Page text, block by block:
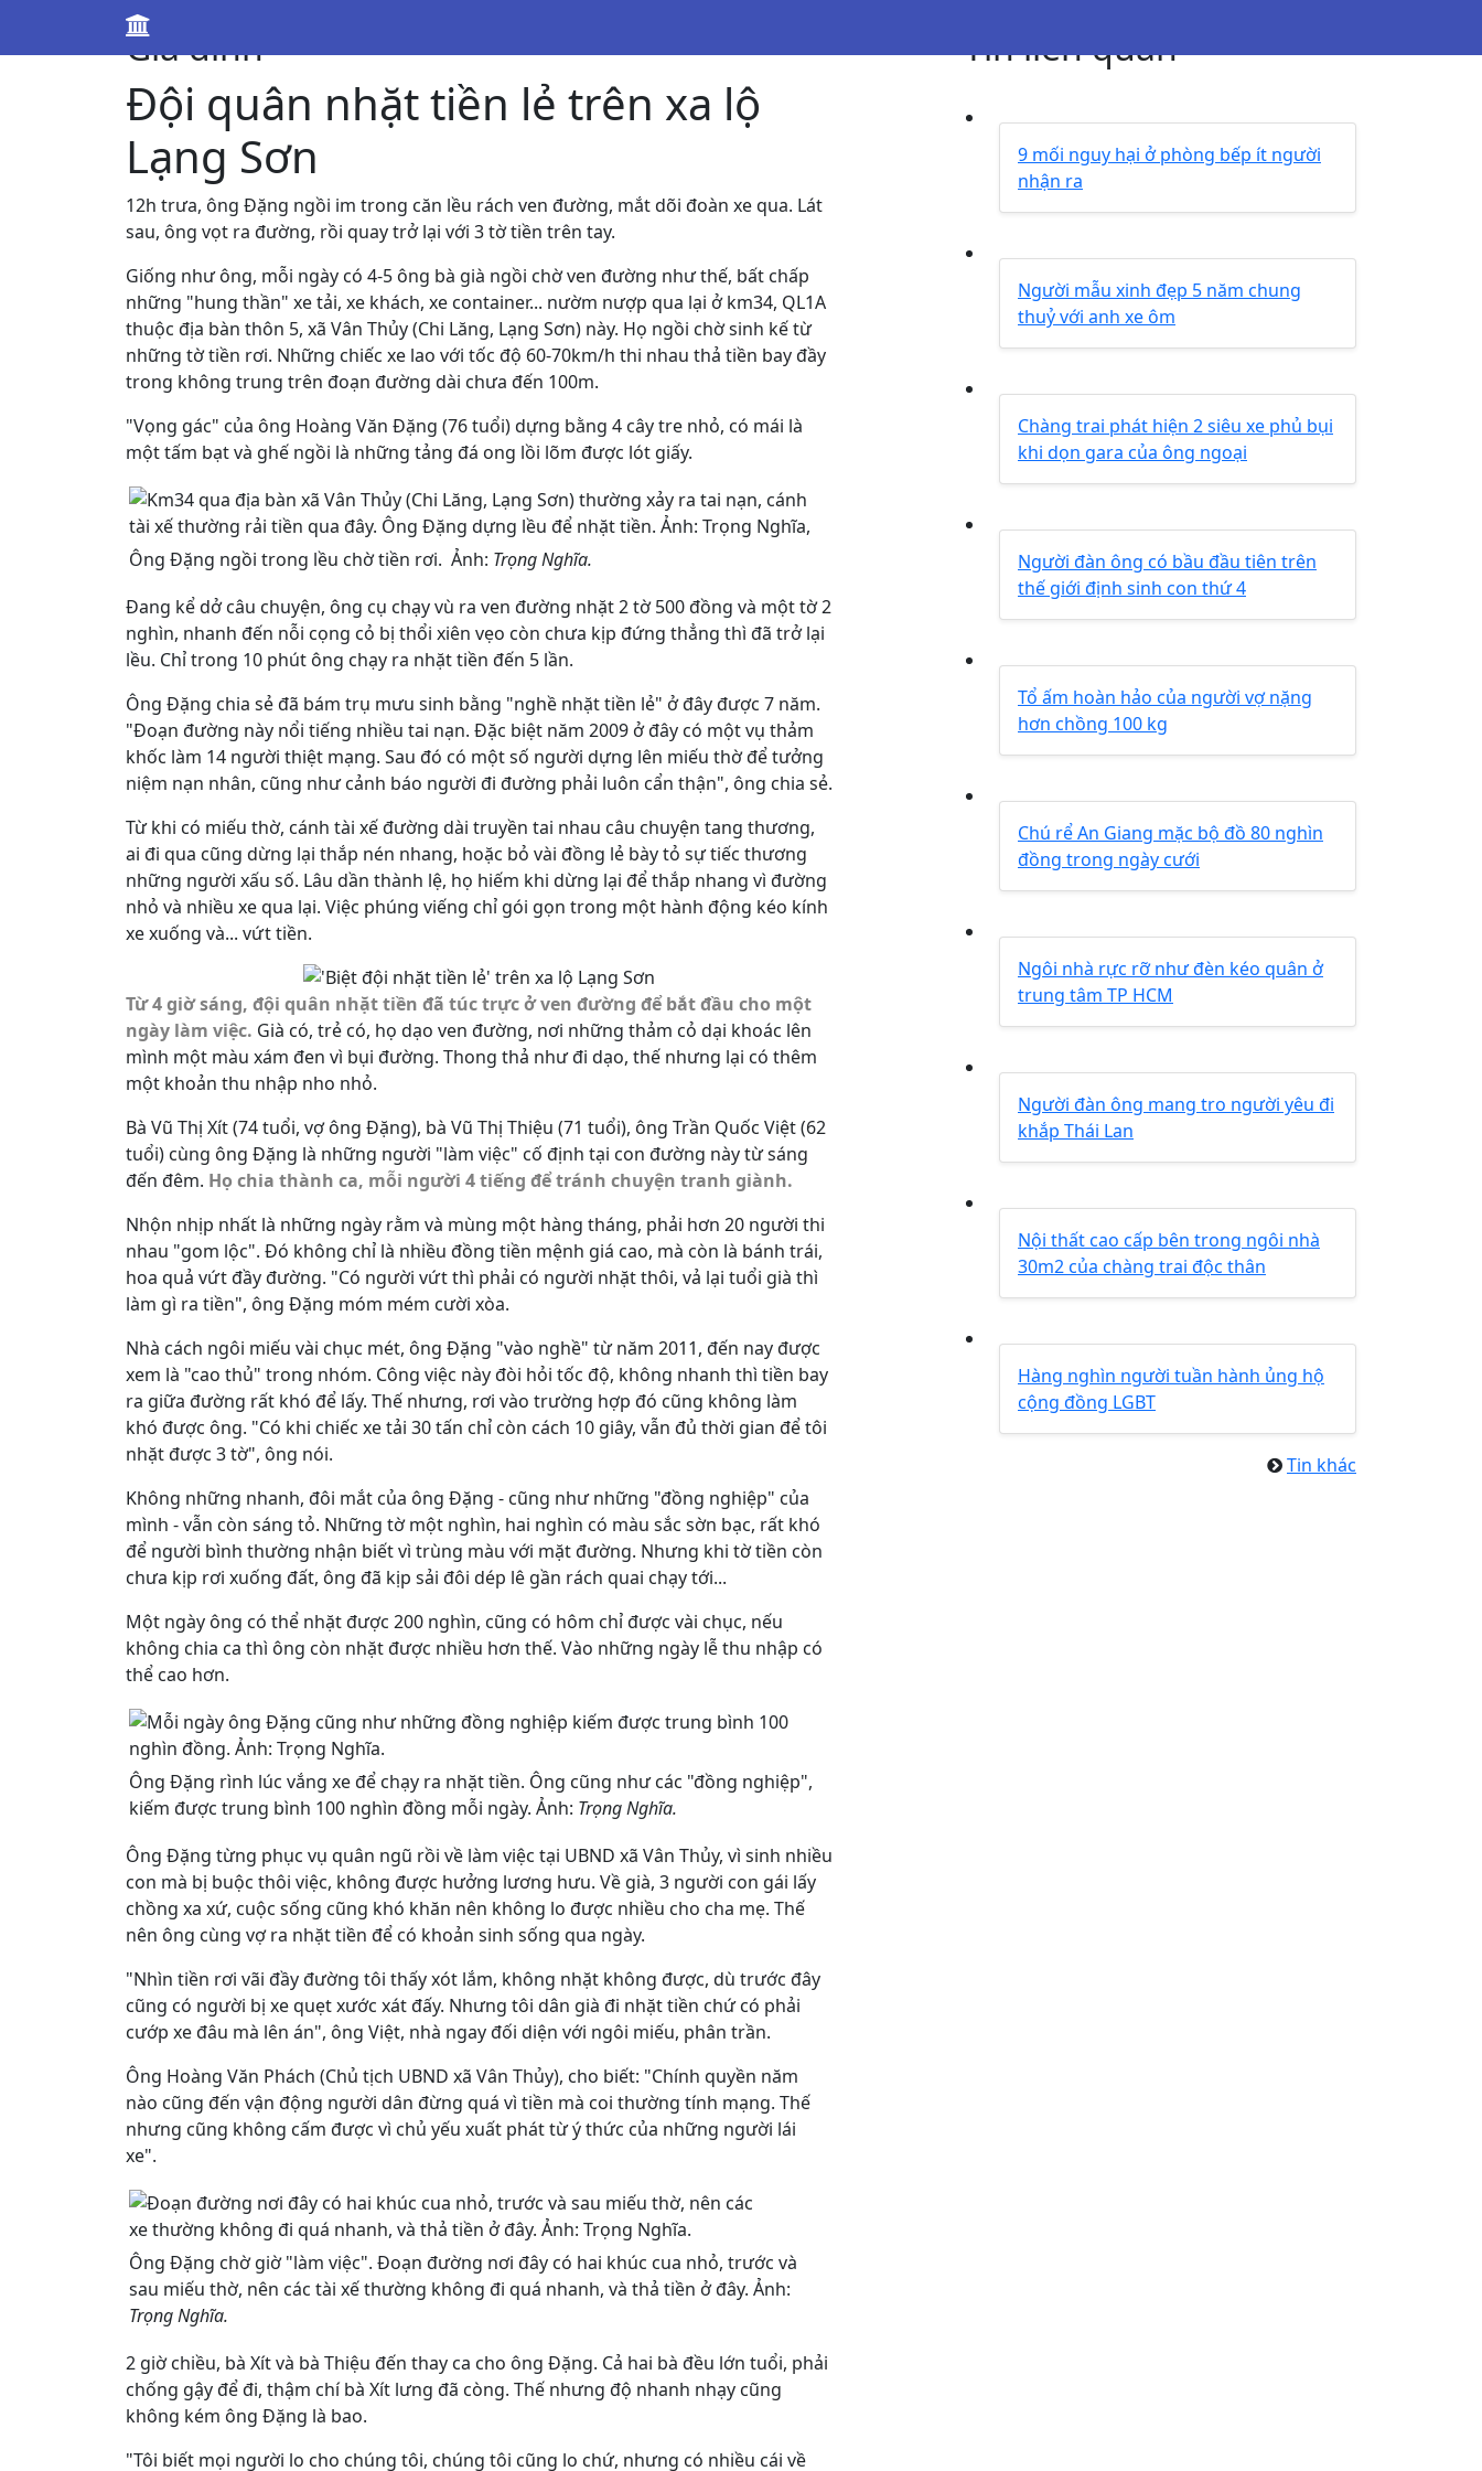
Gia đình
Đội quân nhặt tiền lẻ trên xa lộ
Lạng Sơn
12h trưa, ông Đặng ngồi im trong căn lều rách ven đường, mắt dõi đoàn xe qua. Lát
sau, ông vọt ra đường, rồi quay trở lại với 3 tờ tiền trên tay.
Giống như ông, mỗi ngày có 4-5 ông bà già ngồi chờ ven đường như thế, bất chấp
những "hung thần" xe tải, xe khách, xe container... nườm nượp qua lại ởkm34, QL1A
thuộc địa bàn thôn 5, xã Vân Thủy (Chi Lăng, Lạng Sơn) này. Họ ngồi chờ sinh kế từ
những tờ tiền rơi. Những chiếc xe lao với tốc độ 60-70km/h thi nhau thả tiền bay đầy
trong không trung trên đoạn đường dài chưa đến 100m.
"Vọng gác" của ông Hoàng Văn Đặng (76 tuổi)dựng bằng 4 cây tre nhỏ, có mái là
một tấm bạt và ghế ngồi là những tảng đá ong lồi lõm được lót giấy.
Ông Đặng ngồi trong lều chờ tiền rơi. Ảnh: Trọng Nghĩa.
Đang kể dở câu chuyện, ông cụ chạy vù ra ven đường nhặt 2 tờ 500 đồng và một tờ 2
nghìn, nhanh đến nỗi cọng cỏ bị thổi xiên vẹo còn chưa kịp đứng thẳng thì đã trở lại
lều. Chỉ trong 10 phút ông chạy ra nhặt tiền đến 5 lần.
Ông Đặng chia sẻ đã bám trụ mưu sinh bằng "nghề nhặt tiền lẻ" ở đây được 7 năm.
"Đoạn đường này nổi tiếng nhiều tai nạn. Đặc biệt năm 2009 ở đây có một vụ thảm
khốc làm 14 người thiệt mạng. Sau đó có một số người dựng lên miếu thờ để tưởng
niệm nạn nhân, cũng như cảnh báo người đi đường phải luôn cẩn thận", ông chia sẻ.
Từ khi có miếu thờ, cánh tài xế đường dài truyền tai nhau câu chuyện tang thương,
ai đi qua cũng dừng lại thắp nén nhang, hoặc bỏ vài đồng lẻ bày tỏ sự tiếc thương
những người xấu số. Lâu dần thành lệ, họ hiếm khi dừng lại để thắp nhang vì đường
nhỏ và nhiều xe qua lại. Việc phúng viếng chỉ gói gọn trong một hành động kéo kính
xe xuống và... vứt tiền.
Từ 4 giờ sáng, đội quân nhặt tiền đã túc trực ở ven đường để bắt đầu cho một
ngày làm việc. Già có, trẻ có, họ dạo ven đường, nơi những thảm cỏ dại khoác lên
mình một màu xám đen vì bụi đường. Thong thả như đi dạo, thế nhưng lại có thêm
một khoản thu nhập nho nhỏ.
Bà Vũ Thị Xít (74 tuổi, vợ ông Đặng), bà Vũ Thị Thiệu (71 tuổi), ông Trần Quốc Việt (62
tuổi) cùng ông Đặng là những người "làm việc" cố định tại con đường này từ sáng
đến đêm. Họ chia thành ca, mỗi người 4 tiếng để tránh chuyện tranh giành.
Nhộn nhịp nhất là những ngày rằm và mùng một hàng tháng, phải hơn 20 người thi
nhau "gom lộc". Đó không chỉ là nhiều đồng tiền mệnh giá cao, mà còn là bánh trái,
hoa quả vứt đầy đường. "Có người vứt thì phải có người nhặt thôi, vả lại tuổi già thì
làm gì ra tiền", ông Đặng móm mém cười xòa.
Nhà cách ngôi miếu vài chục mét, ông Đặng "vào nghề" từ năm 2011, đến nay được
xem là "cao thủ" trong nhóm. Công việc này đòi hỏi tốc độ, không nhanh thì tiền bay
ra giữa đường rất khó để lấy. Thế nhưng, rơi vào trường hợp đó cũng không làm
khó được ông. "Có khi chiếc xe tải 30 tấn chỉ còn cách 10 giây, vẫn đủ thời gian để tôi
nhặt được 3 tờ", ông nói.
Không những nhanh, đôi mắt của ông Đặng - cũng như những "đồng nghiệp" của
mình - vẫn còn sáng tỏ. Những tờ một nghìn, hai nghìn có màu sắc sờn bạc, rất khó
để người bình thường nhận biết vì trùng màu với mặt đường. Nhưng khi tờ tiền còn
chưa kịp rơi xuống đất, ông đã kịp sải đôi dép lê gần rách quai chạy tới...
Một ngày ông có thể nhặt được 200 nghìn, cũng có hôm chỉ được vài chục, nếu
không chia ca thì ông còn nhặt được nhiều hơn thế. Vào những ngày lễ thu nhập có
thể cao hơn.
Ông Đặng rình lúc vắng xe để chạy ra nhặt tiền. Ông cũng như các "đồng nghiệp",
kiếm được trung bình 100 nghìn đồng mỗi ngày. Ảnh: Trọng Nghĩa.
Ông Đặng từng phục vụ quân ngũ rồi về làm việc tại UBND xã Vân Thủy, vì sinh nhiều
con mà bị buộc thôi việc, không được hưởng lương hưu. Về già, 3 người con gái lấy
chồng xa xứ, cuộc sống cũng khó khăn nên không lo được nhiều cho cha mẹ. Thế
nên ông cùng vợ ra nhặt tiền để có khoản sinh sống qua ngày.
"Nhìn tiền rơi vãi đầy đường tôi thấy xót lắm, không nhặt không được, dù trước đây
cũng có người bị xe quẹt xước xát đấy. Nhưng tôi dân già đi nhặt tiền chứ có phải
cướp xe đâu mà lên án", ông Việt, nhà ngay đối diện với ngôi miếu, phân trần.
Ông Hoàng Văn Phách (Chủ tịch UBND xã Vân Thủy), cho biết: "Chính quyền năm
nào cũng đến vận động người dân đừng quá vì tiền mà coi thường tính mạng. Thế
nhưng cũng không cấm được vì chủ yếu xuất phát từ ý thức của những người lái
xe".
Ông Đặng chờ giờ "làm việc". Đoạn đường nơi đây có hai khúc cua nhỏ, trước và
sau miếu thờ, nên các tài xế thường không đi quá nhanh, và thả tiền ở đây. Ảnh:
Trọng Nghĩa.
2 giờ chiều, bà Xít và bà Thiệu đến thay ca cho ông Đặng. Cả hai bà đều lớn tuổi, phải
chống gậy để đi, thậm chí bà Xít lưng đã còng. Thế nhưng độ nhanh nhạy cũng
không kém ông Đặng là bao.
"Tôi biết mọi người lo cho chúng tôi, chúng tôi cũng lo chứ, nhưng có nhiều cái về
Tin liên quan
9 mối nguy hại ở phòng bếp ít người
nhận ra
Người mẫu xinh đẹp 5 năm chung
thuỷ với anh xe ôm
Chàng trai phát hiện 2 siêu xe phủ bụi
khi dọn gara của ông ngoại
Người đàn ông có bầu đầu tiên trên
thế giới định sinh con thứ 4
Tổ ấm hoàn hảo của người vợ nặng
hơn chồng 100 kg
Chú rể An Giang mặc bộ đồ 80 nghìn
đồng trong ngày cưới
Ngôi nhà rực rỡ như đèn kéo quân ở
trung tâm TP HCM
Người đàn ông mang tro người yêu đi
khắp Thái Lan
Nội thất cao cấp bên trong ngôi nhà
30m2 của chàng trai độc thân
Hàng nghìn người tuần hành ủng hộ
cộng đồng LGBT
Tin khác